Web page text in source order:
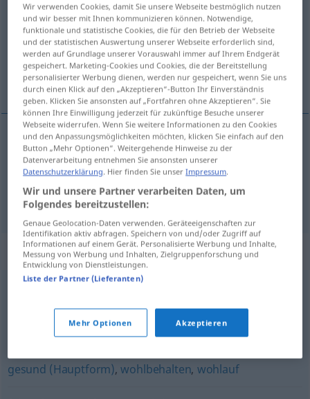
Übersicht aller Übersetzungen
(Für mehr Details die Übersetzung anklicken/antippen)
быть в форме
Beispiele
fitsein
быть в форме
Synonyme für "fit"
,athletisch,durchtrainiert
gesund (Hauptform),wohlbehalten, wohlauf
Wir verwenden Cookies, damit Sie unsere Webseite bestmöglich nutzen
und wir besser mit Ihnen kommunizieren können. Notwendige,
funktionale und statistische Cookies, die für den Betrieb der Webseite
und der statistischen Auswertung unserer Webseite erforderlich sind,
werden auf Grundlage unserer Vorauswahl immer auf Ihrem Endgerät
gespeichert. Marketing-Cookies und Cookies, die der Bereitstellung
personalisierter Werbung dienen, werden nur gespeichert, wenn Sie uns
durch einen Klick auf den „Akzeptieren“-Button Ihr Einverständnis
geben. Klicken Sie ansonsten auf „Fortfahren ohne Akzeptieren“. Sie
können Ihre Einwilligung jederzeit für zukünftige Besuche unserer
Webseite widerrufen. Wenn Sie weitere Informationen zu den Cookies
und den Anpassungsmöglichkeiten möchten, klicken Sie einfach auf den
Button „Mehr Optionen“. Weitergehende Hinweise zu der
Datenverarbeitung entnehmen Sie ansonsten unserer
Datenschutzerklärung. Hier finden Sie unserImpressum.
Wir und unsere Partner verarbeiten Daten, um
Folgendes bereitzustellen:
Genaue Geolocation-Daten verwenden. Geräteeigenschaften zur
Identifikation aktiv abfragen. Speichern von und/oder Zugriff auf
Informationen auf einem Gerät. Personalisierte Werbung und Inhalte,
Messung von Werbung und Inhalten, Zielgruppenforschung und
Entwicklung von Dienstleistungen.
Liste der Partner (Lieferanten)
Mehr Optionen Akzeptieren